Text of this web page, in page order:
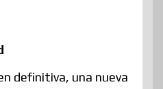
definitiva, una nueva